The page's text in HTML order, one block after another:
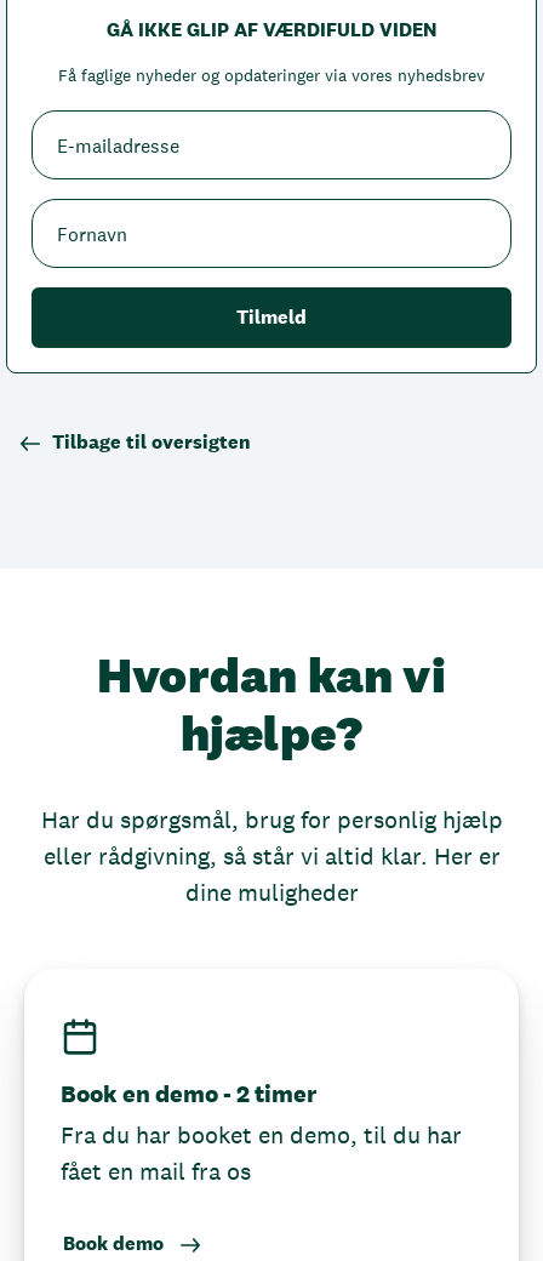
GÅ IKKE GLIP AF VÆRDIFULD VIDEN
Få faglige nyheder og opdateringer via vores nyhedsbrev
Tilbage til oversigten
Hvordan kan vi
hjælpe?
Har du spørgsmål, brug for personlig hjælp
eller rådgivning, så står vi altid klar. Her er
dine muligheder
Book en demo - 2 timer
Fra du har booket en demo, til du har
fået en mail fra os
Book demo